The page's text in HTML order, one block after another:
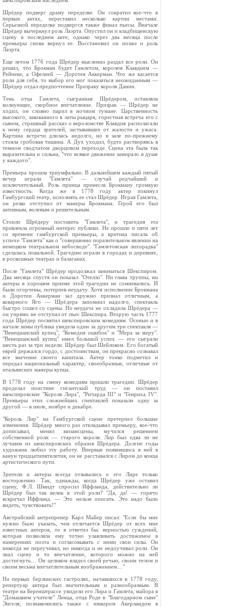
Шрёдер подверг драму переделке. Он сократил кое-что в
первых актах, переставил несколько картин местами.
Серьезной переделке подвергся также финал пьесы. Вначале
Шрёдер вычеркнул роль Лаэрта. Опустил он и кладбищенскую
сцену в последнем акте; однако через два месяца после
премьеры снова вернул ее. Восстановил он позже и роль
Лаэрта.
Еще летом 1776 года Шрёдер мысленно раздал все роли. Он
решил, что Брокман будет Гамлетом, королем Клавдием —
Рейнеке, а Офелией — Доротея Аккерман. Что же касается
роли для себя, то выбор его мог показаться неожиданным —
Шрёдер отдал предпочтение Призраку короля Дании.
Тень отца Гамлета, сыгранная Шрёдером, оставляла
волнующее, скорбное впечатление. Призрак — Шрёдер не
ходил, он словно парил в ночном тумане. Царственность
высокого, закованного в латы рыцаря, горестная встреча его с
сыном, страшный рассказ о вероломстве Клавдия располагали
к нему сердца зрителей, застывавших от жалости и ужаса.
Картина встречи длилась недолго, но в зале по-прежнему
стояла гробовая тишина. А Дух уходил, будто растворяясь в
темном сводчатом дворцовом переходе. Сцена эта была так
выразительна и сильна, "что всякое движение замирало в душе
у каждого".
Премьера прошла триумфально. В дальнейшем каждый пятый
вечер играли "Гамлета" — случай редчайший и
исключительный. Роль принца принесла Брокману громкую
известность. Когда же в 1778 году актер покинул
Гамбургский театр, исполнять ее стал Шрёдер. Играя Гамлета,
он резко отступил от манеры Брокмана. Герой его был
активным, волевым и решительным.
Стоило Шрёдеру поставить "Гамлета", и трагедия эта
привлекла огромный интерес публики. Не прошло и пяти лет
со времени гамбургской премьеры, а критика писала об
успехе "Гамлета" как о "совершенно поразительном явлении на
немецком театральном небосводе". "Гамлетовская лихорадка"
сделалась повальной. Трагедию играли в городах и деревнях,
в роскошных театрах и балаганах.
После "Гамлета" Шрёдер продолжал заниматься Шекспиром.
Два месяца спустя он показал "Отелло". Ни глава труппы, ни
актеры в хорошем приеме этой трагедии не сомневались. И
были огорчены, потерпев неудачу. Хотя исполнение Брокмана
и Доротеи Аккерман зал дружно признал отличным, а
коварного Яго — Шрёдера запомнил надолго, спектакль
быстро сошел со сцены. Но неудача не охладила Шрёдера —
он упрямо не отступал от пьес Шекспира. Вторую часть 1777
года Шрёдер посвятил шекспировским комедиям. Осенью и в
начале зимы публика увидела один за другим три спектакля —
"Венецианский купец", "Комедия ошибок" и "Мера за меру".
"Венецианский купец" имел большой успех — его сыграли
шесть раз за три недели. Шрёдер был Шейлоком. Его богатый
еврей держался гордо, с достоинствам, он прекрасно сознавал
все значение своего капитала. Актер тонко подметил и
передал национальный характер, своеобразные, отличные от
итальянских манеры купца.
В 1778 году на смену комедиям пришли трагедии. Шрёдер
проделал поистине гигантский труд — он поставил
шекспировские "Короля Лира", "Ричарда III" и "Генриха IV".
Премьеры этих сложнейших спектаклей показали одну за
другой — в июле, ноябре и декабре.
"Король Лир" на Гамбургской сцене претерпел большие
изменения. Шрёдер много раз откладывал премьеру, кое-что
дописывал, менял мизансцены, мучился решением
собственной роли — старого короля. Лир был едва ли не
лучшим из шекспировских образов Шрёдера. Долгие годы
художник любил эту работу. Впервые появившись в ней в
канун тридцатипятилетия, он не расставался с Лиром до конца
артистического пути.
Зрители и актеры всегда отзывались о его Лире только
восторженно. Так, однажды, когда Шрёдер уже оставил
сцену, Ф.Л. Шмидт спросил Иффланда, действительно ли
Шрёдер был так велик в этой роли? "Да, да! — горячо
вскричал Иффланд. — Это нельзя описать. Это надо было
видеть, чувствовать!"
Австрийский антрепренер Карл Майер писал: "Если бы мне
нужно было указать, чем отличается Шрёдер от всех мне
известных актеров, то я ответил бы: верностью суждений,
которая позволяла ему точно улавливать достижимое в
намерениях поэта и согласовывать с ними свои силы. Он
никогда не переучивал, но никогда и не недоучивал роли. Он
знал сцену и то впечатление, которого можно на ней
достигнуть… Он целиком владел своей речью, своим телом и
своим весьма впечатлительным воображением…"
На первых берлинских гастролях, начавшихся в 1778 году,
репертуар актера был значительным и разнообразным. В
театре на Беренштрассе увидели его Лира и Гамлета, майора в
"Домашнем учителе" Ленца, отца Роде в "Благодарном сыне"
Энгеля; познакомились также с юнкером Акерландом в